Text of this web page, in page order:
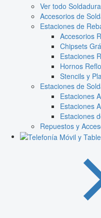
Ver todo
Accesorios de
Estaciones de
Accesorios
Chipsets
Estaciones
Hornos
Stencils y
Estaciones de
Estaciones
Estaciones
Estaciones
Repuestos y